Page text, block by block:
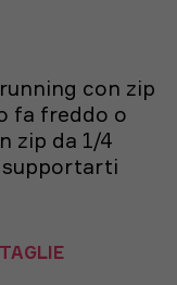
con zip
fa freddo o
zip da 1/4
supportarti